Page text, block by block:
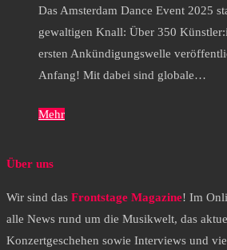
Das Amsterdam Dance Event 2025
gewaltigen Knall: Über 350
ersten Ankündigungswelle
Anfang! Mit dabei sind globale…
Mehr
Über uns
Wir sind das Frontstage Magazine! Im
alle News rund um die Musikwelt, das
Konzertgeschehen sowie Interviews und